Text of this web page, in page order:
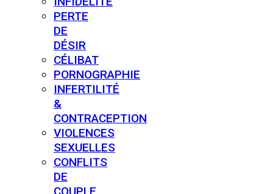
PERTE
DE
DÉSIR
CÉLIBAT
PORNOGRAPHIE
INFERTILITÉ
&
CONTRACEPTION
VIOLENCES
SEXUELLES
CONFLITS
DE